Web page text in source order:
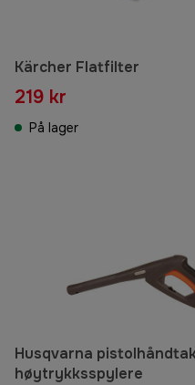
Kärcher Flatfilter
219 kr
På lager
Husqvarna
høytrykksspylere